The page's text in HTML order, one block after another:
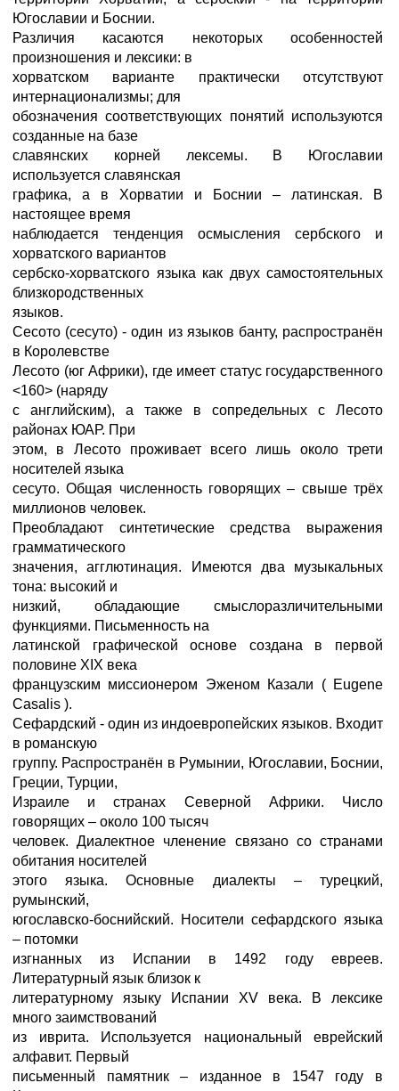
Югославии и Боснии.
Различия касаются некоторых особенностей
произношения и лексики: в
хорватском варианте практически отсутствуют
интернационализмы; для
обозначения соответствующих понятий используются
созданные на базе
славянских корней лексемы. В Югославии
используется славянская
графика, а в Хорватии и Боснии – латинская. В
настоящее время
наблюдается тенденция осмысления сербского и
хорватского вариантов
сербско-хорватского языка как двух самостоятельных
близкородственных
языков.
Сесото (сесуто) - один из языков банту, распространён
в Королевстве
Лесото (юг Африки), где имеет статус государственного
<160> (наряду
с английским), а также в сопредельных с Лесото
районах ЮАР. При
этом, в Лесото проживает всего лишь около трети
носителей языка
сесуто. Общая численность говорящих – свыше трёх
миллионов человек.
Преобладают синтетические средства выражения
грамматического
значения, агглютинация. Имеются два музыкальных
тона: высокий и
низкий, обладающие смыслоразличительными
функциями. Письменность на
латинской графической основе создана в первой
половине XIX века
французским миссионером Эженом Казали ( Eugene
Casalis ).
Сефардский - один из индоевропейских языков. Входит
в романскую
группу. Распространён в Румынии, Югославии, Боснии,
Греции, Турции,
Израиле и странах Северной Африки. Число
говорящих – около 100 тысяч
человек. Диалектное членение связано со странами
обитания носителей
этого языка. Основные диалекты – турецкий,
румынский,
югославско-боснийский. Носители сефардского языка
– потомки
изгнанных из Испании в 1492 году евреев.
Литературный язык близок к
литературному языку Испании XV века. В лексике
много заимствований
из иврита. Используется национальный еврейский
алфавит. Первый
письменный памятник – изданное в 1547 году в